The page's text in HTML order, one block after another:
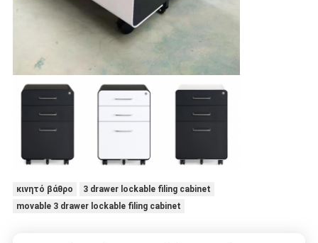
κινητό βάθρο
3 drawer lockable filing cabinet
movable 3 drawer lockable filing cabinet